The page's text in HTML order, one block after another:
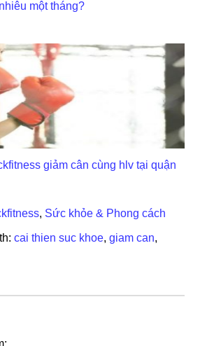
một tháng?
giảm cân cùng hlv tại quận
, Sức khỏe & Phong cách
cai thien suc khoe,giam can,